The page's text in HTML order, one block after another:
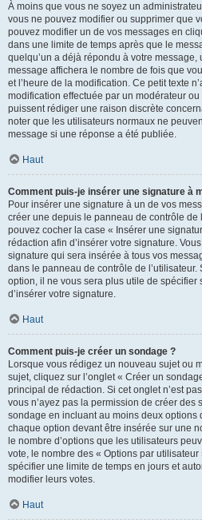
À moins que vous ne soyez un
vous ne pouvez modifier ou supprimer que
pouvez modifier un de vos messages en
dans une limite de temps après que le
quelqu’un a déjà répondu à votre message,
message affichera le nombre de fois que
et l’heure de la modification. Ce petit texte
modification effectuée par un modérateur
puissent rédiger une raison discrète
noter que les utilisateurs normaux ne
message si une réponse a été publiée.
Haut
Comment puis-je insérer une signature à
Pour insérer une signature à un de vos
créer une depuis le panneau de contrôle de
pouvez cocher la case « Insérer une
rédaction afin d’insérer votre signature.
signature qui sera insérée à tous vos
dans le panneau de contrôle de
option, il ne vous sera plus utile de
d’insérer votre signature.
Haut
Comment puis-je créer un sondage ?
Lorsque vous rédigez un nouveau sujet ou
sujet, cliquez sur l’onglet « Créer un
principal de rédaction. Si cet onglet n’est
vous n’ayez pas la permission de créer des
sondage en incluant au moins deux options
chaque option devant être insérée sur une
le nombre d’options que les utilisateurs
vote, le nombre des « Options par
spécifier une limite de temps en jours et
modifier leurs votes.
Haut